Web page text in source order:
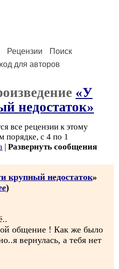
Рецензии
Поиск
для авторов
«У
недостаток»
все рецензии к этому
порядке, с 4 по 1
| Развернуть сообщения
крупный недостаток»
)
общение ! Как же было
вернулась, а тебя нет